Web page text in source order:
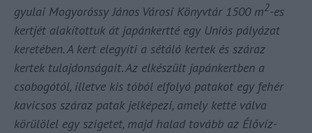
gyulai Mogyoróssy János Városi Könyvtár 1500 m2-es
kertjét alakítottuk át japánkertté egy Uniós pályázat
keretében. A kert elegyíti a sétáló kertek és száraz
kertek tulajdonságait. Az elkészült japánkertben a
csobogótól, illetve kis tóból elfolyó patakot egy fehér
kavicsos száraz patak jelképezi, amely ketté válva
körülölel egy szigetet, majd halad tovább az Élővíz-